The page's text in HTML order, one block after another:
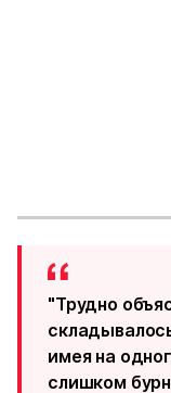
"Трудно
имея на
слишком